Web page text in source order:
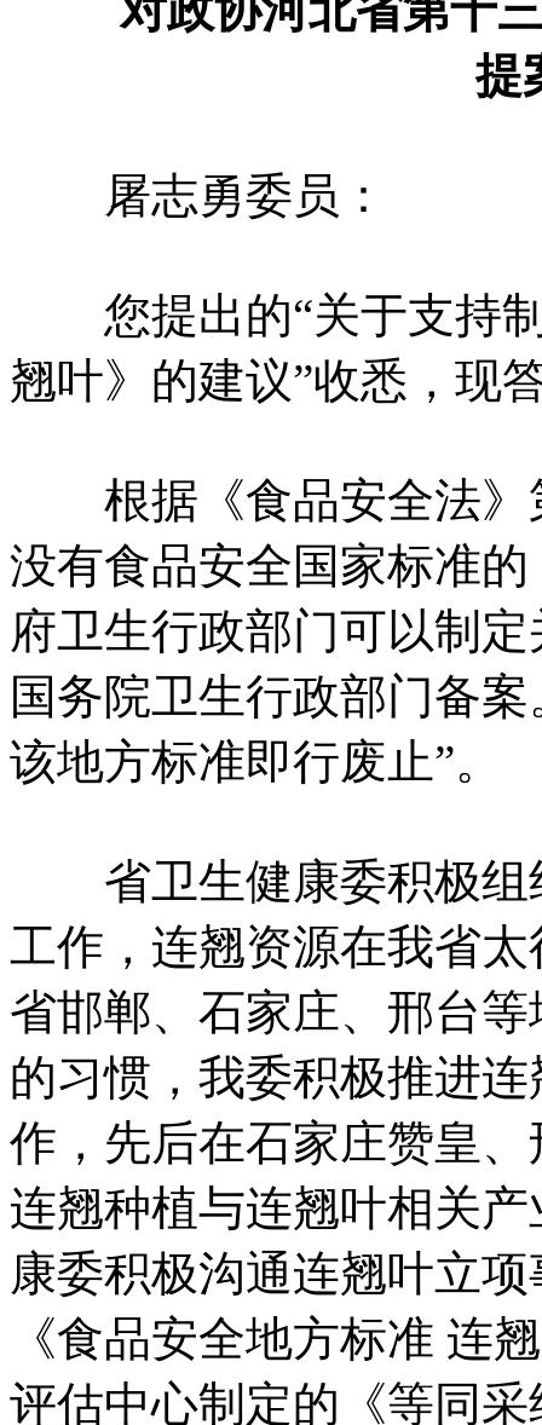
提
屠志勇委员：
您提出的“关于支持制
翘叶》的建议”收悉，现
根据《食品安全法》
没有食品安全国家标准
府卫生行政部门可以制
国务院卫生行政部门备
该地方标准即行废止”。
省卫生健康委积极组
工作，连翘资源在我省
省邯郸、石家庄、邢台
的习惯，我委积极推进
作，先后在石家庄赞皇
连翘种植与连翘叶相关
康委积极沟通连翘叶立
《食品安全地方标准 连
评估中心制定的《等同